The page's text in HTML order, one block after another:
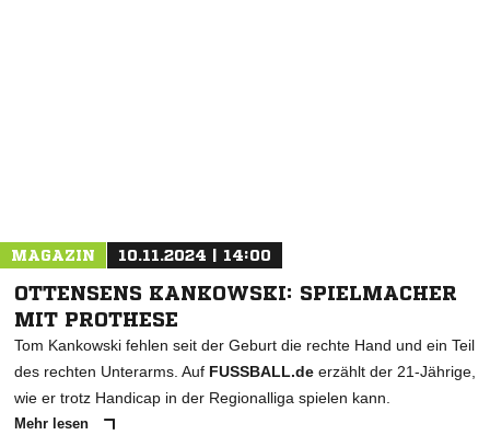
MAGAZIN 10.11.2024 | 14:00
OTTENSENS KANKOWSKI: SPIELMACHER
MIT PROTHESE
Tom Kankowski fehlen seit der Geburt die rechte Hand und ein Teil
des rechten Unterarms. Auf FUSSBALL.de erzählt der 21-Jährige,
wie er trotz Handicap in der Regionalliga spielen kann.
Mehr lesen